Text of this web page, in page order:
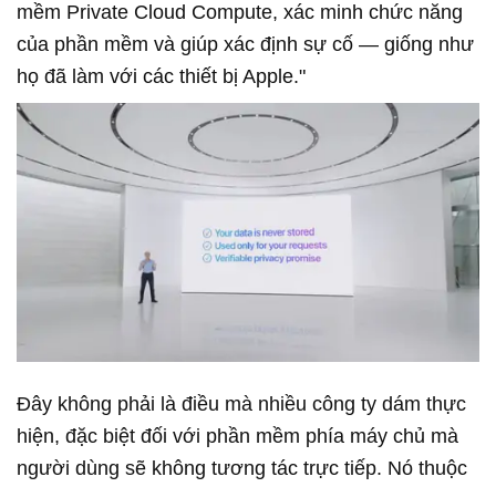
mềm Private Cloud Compute, xác minh chức năng
của phần mềm và giúp xác định sự cố — giống như
họ đã làm với các thiết bị Apple."
Đây không phải là điều mà nhiều công ty dám thực
hiện, đặc biệt đối với phần mềm phía máy chủ mà
người dùng sẽ không tương tác trực tiếp. Nó thuộc